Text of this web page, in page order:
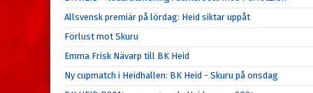
Allsvensk premiär på lördag: Heid siktar uppåt
Förlust mot Skuru
Emma Frisk Nävarp till BK Heid
Ny cupmatch i Heidhallen: BK Heid - Skuru på onsdag